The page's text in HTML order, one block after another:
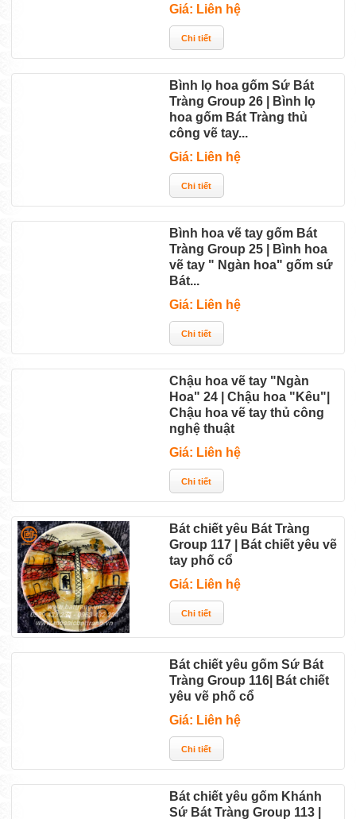
Giá: Liên hệ
Bình lọ hoa gốm Sứ Bát
Tràng Group 26 | Bình lọ
hoa gốm Bát Tràng thủ
công vẽ tay...
Giá: Liên hệ
Bình hoa vẽ tay gốm Bát
Tràng Group 25 | Bình hoa
vẽ tay " Ngàn hoa" gốm sứ
Bát...
Giá: Liên hệ
Chậu hoa vẽ tay "Ngàn
Hoa" 24 | Chậu hoa "Kêu"|
Chậu hoa vẽ tay thủ công
nghệ thuật
Giá: Liên hệ
Bát chiết yêu Bát Tràng
Group 117 | Bát chiết yêu vẽ
tay phố cổ
Giá: Liên hệ
Bát chiết yêu gốm Sứ Bát
Tràng Group 116| Bát chiết
yêu vẽ phố cổ
Giá: Liên hệ
Bát chiết yêu gốm Khánh
Sứ Bát Tràng Group 113 |